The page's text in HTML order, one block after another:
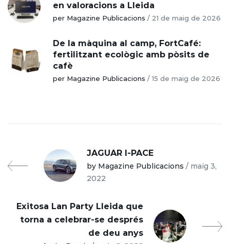
en valoracions a Lleida
per Magazine Publicacions / 21 de maig de 2026
De la màquina al camp, FortCafé:
fertilitzant ecològic amb pòsits de
cafè
per Magazine Publicacions /15 de maig de 2026
JAGUAR I-PACE
by Magazine Publicacions / maig 3,
2022
Exitosa Lan Party Lleida que
torna a celebrar-se després
de deu anys